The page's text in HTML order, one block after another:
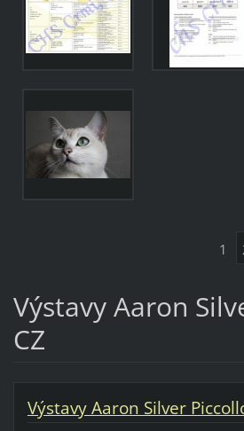
1
Výstavy Aaron
CZ
Výstavy Aaron Silver